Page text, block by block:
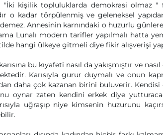
"İki kişilik topluluklarda demokrasi olmaz "
o kadar törpülenmiş ve geleneksel
Annesinin karnındaki o huzurlu
Lunalı modern tarifler yapılmalı hatta
hangi ülkeye gitmeli diye fikir alışverişi
bu kıyafeti nasıl da yakışmıştır ve
Karısıyla gurur duymalı ve onun
daha çok kazanan birini buluverir.
oynar zaten kendini erkek diye
uğraşıp niye kimsenin huzurunu